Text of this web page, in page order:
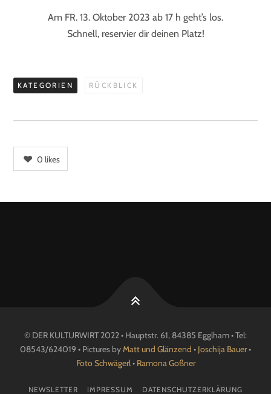
Am FR. 13. Oktober 2023 ab 17 h geht’s los.
Schnell, reservier dir deinen Platz!
KATEGORIEN RÜCKBLICK
0 likes
© DER KULTURWIRT 2022 • Hauptstr. 61, 84385 Egglham • Tel:
08543/624019 • Pictures byMatt und Glänzend • Joschija Bauer•
Foto Schwägerl• Ramona Goßner
NEWSLETTER IMPRESSUM DATENSCHUTZERKLÄRUNG